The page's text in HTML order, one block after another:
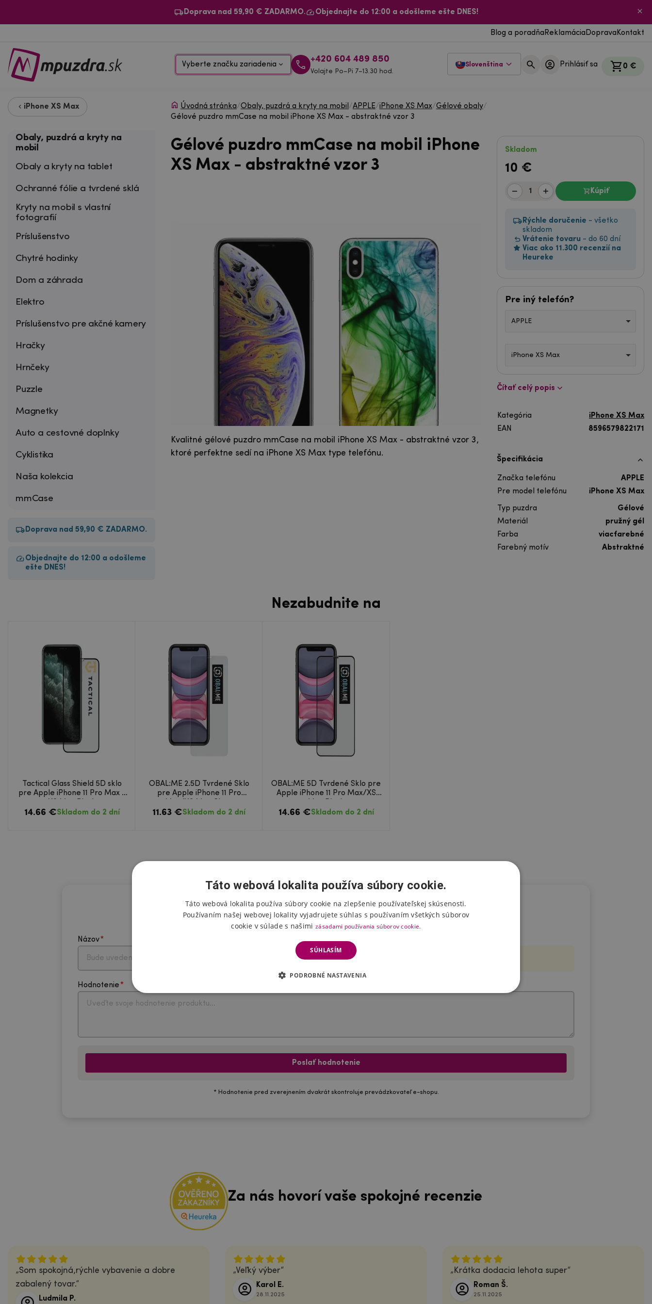
Doprava nad 59,90 € ZADARMO. Objednajte do 12:00 a odošleme ešte DNES!
Blog a poradňa Reklamácia Doprava Kontakt
Vyberte značku zariadenia
+420 604 489 850
Volajte Po–Pi 7–13.30 hod.
Slovenština Prihlásiť sa 0 €
iPhone XS Max
Obaly, puzdrá a kryty na
mobil
Obaly a kryty na tablet
Ochranné fólie a tvrdené sklá
Kryty na mobil s vlastní
fotografií
Príslušenstvo
Chytré hodinky
Dom a záhrada
Elektro
Príslušenstvo pre akčné kamery
Hračky
Hrnčeky
Puzzle
Magnetky
Auto a cestovné doplnky
Cyklistika
Naša kolekcia
mmCase
Doprava nad 59,90 € ZADARMO.
Objednajte do 12:00 a odošleme
ešte DNES!
Úvodná stránka/Obaly, puzdrá a kryty na mobil /APPLE/iPhone XS Max/Gélové obaly/
Gélové puzdro mmCase na mobil iPhone XS Max - abstraktné vzor 3
Gélové puzdro mmCase na mobil iPhone
XS Max - abstraktné vzor 3
Kvalitné gélové puzdro mmCase na mobil iPhone XS Max - abstraktné vzor 3,
ktoré perfektne sedí na iPhone XS Max type telefónu.
Skladom
10 €
Kúpiť
Rýchle doručenie - všetko
skladom
Vrátenie tovaru - do 60 dní
Viac ako 11.300 recenzií na
Heureke
Pre iný telefón?
APPLE
iPhone XS Max
Čítať celý popis
Kategória
iPhone XS Max
EAN
8596579822171
Špecifikácia
Značka telefónu
APPLE
Pre model telefónu
iPhone XS Max
Typ puzdra
Gélové
Materiál
pružný gél
Farba
viacfarebné
Farebný motív
Abstraktné
Nezabudnite na
Tactical Glass Shield 5D sklo
pre Apple iPhone 11 Pro Max /
14.66 €Skladom do 2 dní
OBAL:ME 2.5D Tvrdené Sklo
pre Apple iPhone 11 Pro
11.63 €Skladom do 2 dní
OBAL:ME 5D Tvrdené Sklo pre
Apple iPhone 11 Pro Max/XS
14.66 €Skladom do 2 dní
Hodnotenie produktu
Názov Vyberte počet hviezdičiek
Hodnotenie
Poslať hodnotenie
* Hodnotenie pred zverejnením dvakrát skontroluje prevádzkovateľ e-shopu.
Za nás hovorí vaše spokojné recenzie
Som spokojná,rýchle vybavenie a dobre
zabalený tovar.
Ludmila P.
Veľký výber
Karol E.
28.11.2025
Krátka dodacia lehota super
Roman Š.
25.11.2025
Táto webová lokalita používa súbory cookie.
Táto webová lokalita používa súbory cookie na zlepšenie používateľskej skúsenosti.
Používaním našej webovej lokality vyjadrujete súhlas s používaním všetkých súborov
cookie v súlade s našimi zásadami používania súborov cookie.
SÚHLASÍM
PODROBNÉ NASTAVENIA